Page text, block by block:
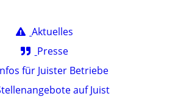
Aktuelles
Presse
für Juister Betriebe
auf Juist